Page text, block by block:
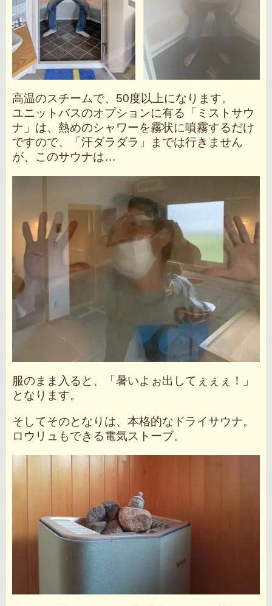
高温のスチームで、50度以上になります。
ユニットバスのオプションに有る「ミストサウ
ナ」は、熱めのシャワーを霧状に噴霧するだけ
ですので、「汗ダラダラ」までは行きません
が、このサウナは…
服のまま入ると、「暑いよぉ出してぇぇぇ！」
となります。
そしてそのとなりは、本格的なドライサウナ。
ロウリュもできる電気ストーブ。